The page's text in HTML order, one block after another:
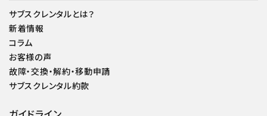
サブスクレンタルとは？
新着情報
コラム
お客様の声
故障・交換・解約・移動申請
サブスクレンタル約款